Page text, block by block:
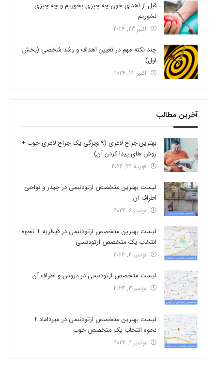
قبل از اهدای خون چه چیزی بخوریم و چه چیزی
نخوریم
اکتبر 23, 2024
چند نکته مهم در تعیین اهداف و رشد شخصی (بخش
اول)
اکتبر 22, 2024
آخرین مطالب
بهترین جراح لاغری (9 ویژگی یک جراح لاغری خوب +
روش های پیدا کردن آن)
فوریه 22, 2026
لیست بهترین متخصص ارتودنسی در چیذر و نواحی
اطراف آن
نوامبر 6, 2024
لیست بهترین متخصص ارتودنسی در قیطریه + نحوه
انتخاب یک متخصص ارتودنسی
نوامبر 4, 2024
لیست متخصص ارتودنسی در دروس و اطراف آن
نوامبر 3, 2024
لیست بهترین متخصص ارتودنسی در میرداماد +
نحوه انتخاب یک متخصص خوب
نوامبر 2, 2024